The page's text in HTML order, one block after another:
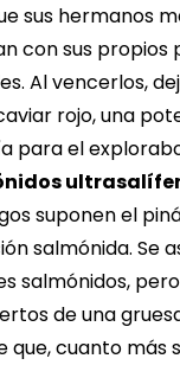
sus hermanos
con sus propios
Al vencerlos,
rojo, una
para el
suponen el
salmónida. Se
salmónidos,
de una
que, cuanto más